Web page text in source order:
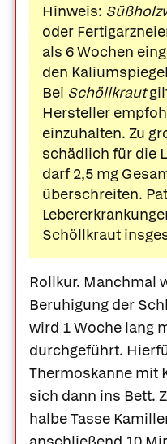
Hinweis:
oder
als 6 Wochen
den
Bei Schöllkraut
Hersteller
einzuhalten. Zu
schädlich für die
darf 2,5 mg
überschreiten.
Schöllkraut
Rollkur. Manchmal
Beruhigung der
wird 1 Woche lang
durchgeführt.
Thermoskanne mit
sich dann ins Bett.
halbe Tasse